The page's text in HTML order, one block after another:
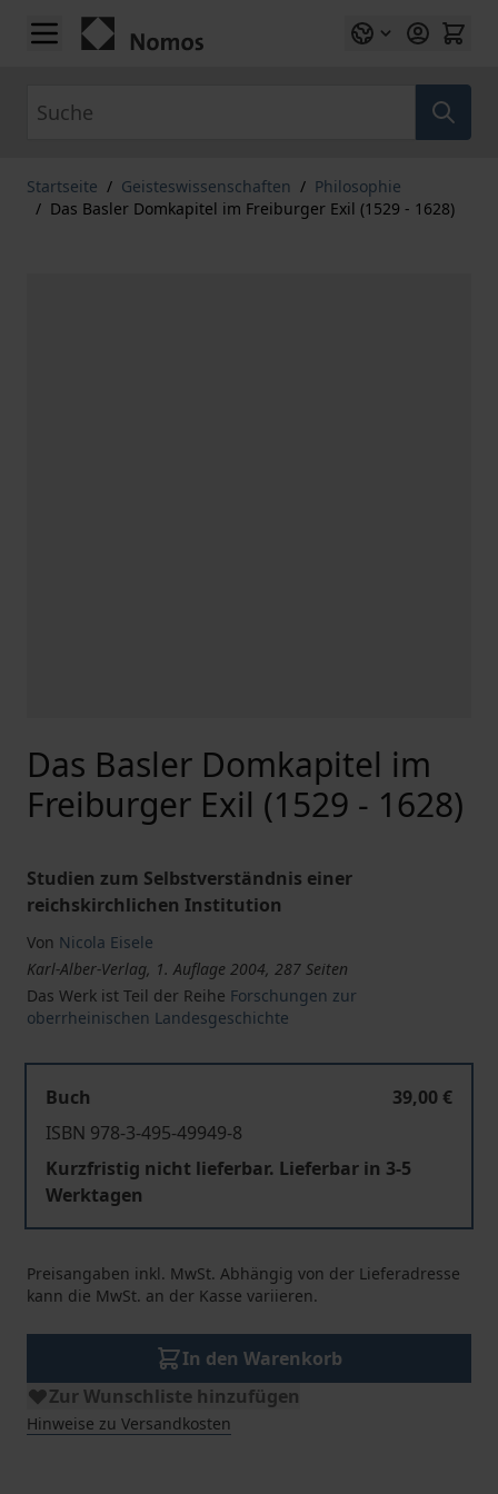
Zum Inhalt springen
Startseite / Geisteswissenschaften / Philosophie
/ Das Basler Domkapitel im Freiburger Exil (1529 - 1628)
Das Basler Domkapitel im
Freiburger Exil (1529 - 1628)
Studien zum Selbstverständnis einer
reichskirchlichen Institution
Von Nicola Eisele
Karl-Alber-Verlag, 1. Auflage 2004, 287 Seiten
Das Werk ist Teil der Reihe Forschungen zur
oberrheinischen Landesgeschichte
Buch
39,00 €
ISBN 978-3-495-49949-8
Kurzfristig nicht lieferbar. Lieferbar in 3-5
Werktagen
Preisangaben inkl. MwSt. Abhängig von der Lieferadresse
kann die MwSt. an der Kasse variieren.
In den Warenkorb
Zur Wunschliste hinzufügen
Hinweise zu Versandkosten